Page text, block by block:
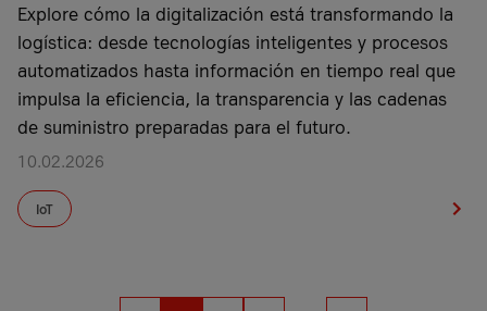
Explore cómo la digitalización está transformando la
logística: desde tecnologías inteligentes y procesos
automatizados hasta información en tiempo real que
impulsa la eficiencia, la transparencia y las cadenas
de suministro preparadas para el futuro.
10.02.2026
IoT